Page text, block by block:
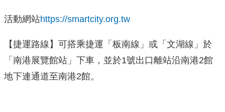
活動網站https://smartcity.org.tw
【捷運路線】可搭乘捷運「板南線」或「文湖線」於
「南港展覽館站」下車，並於1號出口離站沿南港2館
地下連通道至南港2館。